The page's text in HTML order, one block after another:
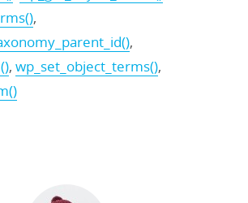
,
,
, wp_set_object_terms(),